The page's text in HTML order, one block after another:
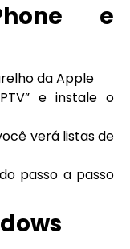
e
da Apple
e instale o
verá listas de
passo a passo